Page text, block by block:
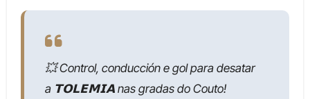
💥 Control, conducción e gol para desatar
a 𝗧𝗢𝗟𝗘𝗠𝗜𝗔 nas gradas do Couto!